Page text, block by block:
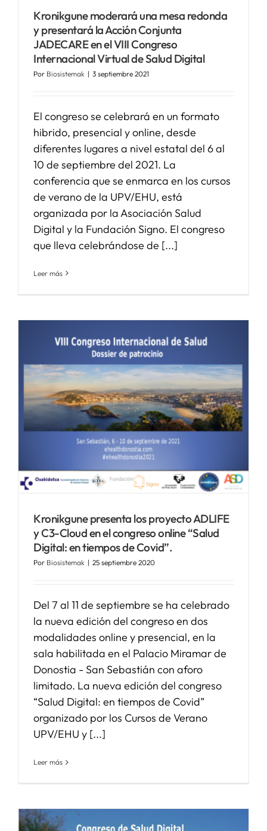
Kronikgune moderará una mesa redonda
y presentará la Acción Conjunta
JADECARE en el VIII Congreso
Internacional Virtual de Salud Digital
Por Biosistemak | 3 septiembre 2021
El congreso se celebrará en un formato
hibrido, presencial y online, desde
diferentes lugares a nivel estatal del 6 al
10 de septiembre del 2021. La
conferencia que se enmarca en los cursos
de verano de la UPV/EHU, está
organizada por la Asociación Salud
Digital y la Fundación Signo. El congreso
que lleva celebrándose de [...]
Leer más
Kronikgune presenta los proyecto ADLIFE
y C3-Cloud en el congreso online “Salud
Digital: en tiempos de Covid”.
Por Biosistemak | 25 septiembre 2020
Del 7 al 11 de septiembre se ha celebrado
la nueva edición del congreso en dos
modalidades online y presencial, en la
sala habilitada en el Palacio Miramar de
Donostia - San Sebastián con aforo
limitado. La nueva edición del congreso
“Salud Digital: en tiempos de Covid”
organizado por los Cursos de Verano
UPV/EHU y [...]
Leer más